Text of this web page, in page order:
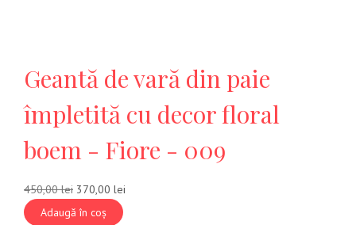
Geantă de vară din paie
împletită cu decor floral
boem - Fiore - 009
450,00lei 370,00 lei
Adaugă în coș